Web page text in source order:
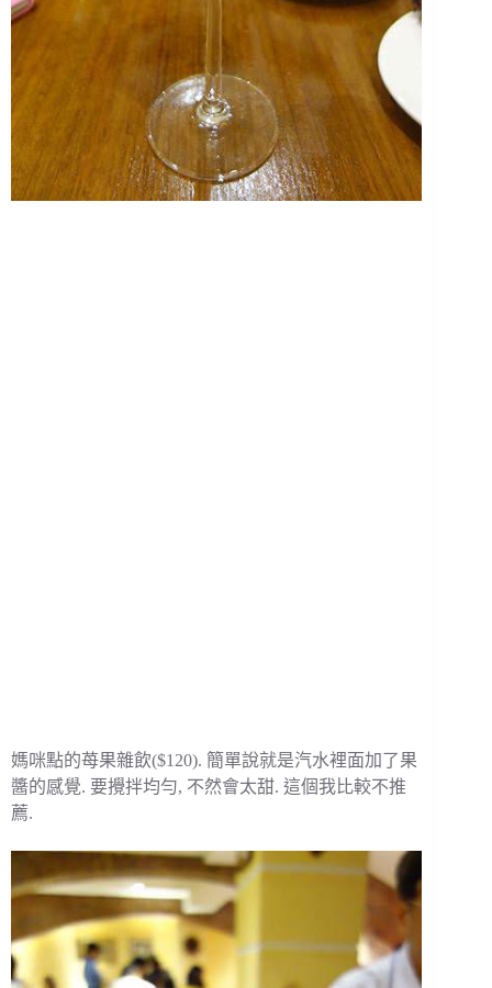
媽咪點的苺果雜飲($120). 簡單說就是汽水裡面加了果
醬的感覺. 要攪拌均勻, 不然會太甜. 這個我比較不推
薦.